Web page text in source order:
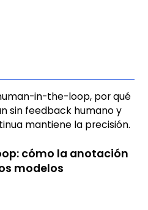
cómo la anotación
modelos